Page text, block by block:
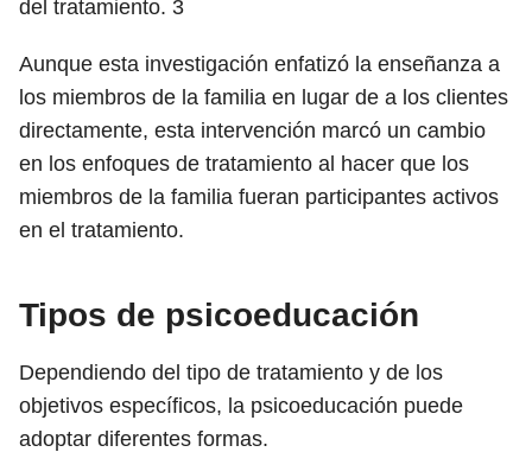
del tratamiento. 3
Aunque esta investigación enfatizó la enseñanza a
los miembros de la familia en lugar de a los clientes
directamente, esta intervención marcó un cambio
en los enfoques de tratamiento al hacer que los
miembros de la familia fueran participantes activos
en el tratamiento.
Tipos de psicoeducación
Dependiendo del tipo de tratamiento y de los
objetivos específicos, la psicoeducación puede
adoptar diferentes formas.